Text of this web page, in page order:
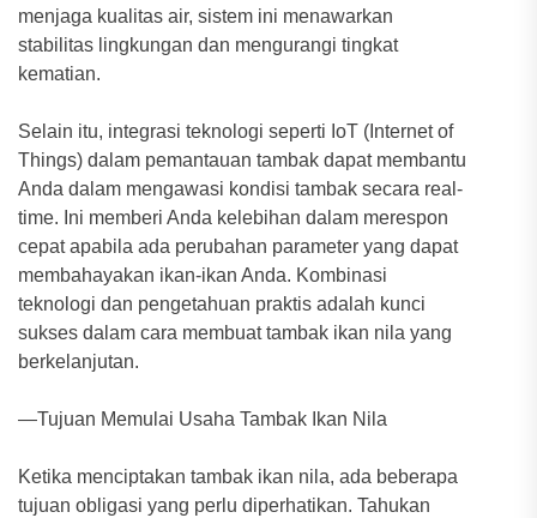
menjaga kualitas air, sistem ini menawarkan
stabilitas lingkungan dan mengurangi tingkat
kematian.
Selain itu, integrasi teknologi seperti IoT (Internet of
Things) dalam pemantauan tambak dapat membantu
Anda dalam mengawasi kondisi tambak secara real-
time. Ini memberi Anda kelebihan dalam merespon
cepat apabila ada perubahan parameter yang dapat
membahayakan ikan-ikan Anda. Kombinasi
teknologi dan pengetahuan praktis adalah kunci
sukses dalam cara membuat tambak ikan nila yang
berkelanjutan.
—Tujuan Memulai Usaha Tambak Ikan Nila
Ketika menciptakan tambak ikan nila, ada beberapa
tujuan obligasi yang perlu diperhatikan. Tahukan